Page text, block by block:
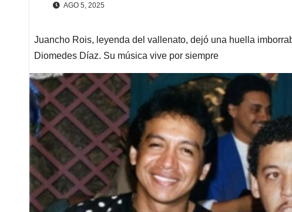
AGO 5, 2025
Juancho Rois, leyenda del vallenato, dejó una huella
Diomedes Díaz. Su música vive por siempre